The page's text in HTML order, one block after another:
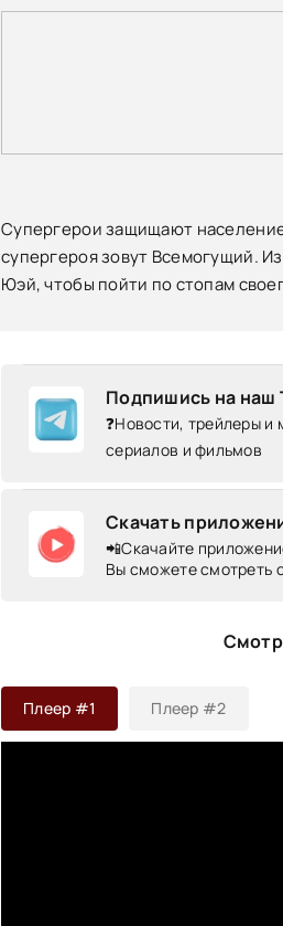
Супергерои защищают
супергероя зовут Всемогущий.
Юэй, чтобы пойти по стопам
Подпишись на наш
❓Новости, трейлеры
сериалов и фильмов
Скачать
📲Скачайте
Вы сможете смотреть
Плеер #1 Плеер #2